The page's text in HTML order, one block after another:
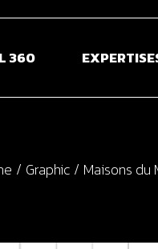
360
Graphic Maisons du